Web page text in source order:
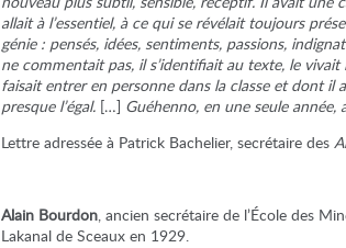
allait à l’essentiel, à ce qui se révélait toujours
génie : pensés, idées, sentiments, passions,
ne commentait pas, il s’identifiait au texte, le
faisait entrer en personne dans la classe et dont il
presque l’égal. […] Guéhenno, en une seule
Lettre adressée à Patrick Bachelier, secrétaire des
Alain Bourdon, ancien secrétaire de l’École des
Lakanal de Sceaux en 1929.